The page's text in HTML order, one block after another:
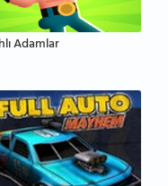
Adamlar